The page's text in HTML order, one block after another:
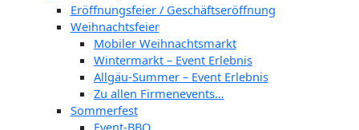
Eröffnungsfeier / Geschäftseröffnung
Weihnachtsfeier
Mobiler Weihnachtsmarkt
Wintermarkt – Event Erlebnis
Allgäu-Summer – Event Erlebnis
Zu allen Firmenevents…
Sommerfest